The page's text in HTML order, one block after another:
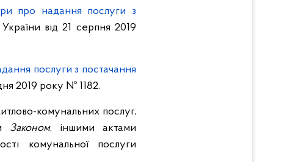
про надання послуги з
від 21 серпня 2019
послуги з постачання
2019 року № 1182.
комунальних послуг,
Законом, іншими актами
комунальної послуги